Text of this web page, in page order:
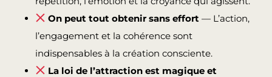
On peut tout obtenir sans effort — L’action,
l’engagement et la cohérence sont
indispensables à la création consciente.
La loi de l’attraction est magique et